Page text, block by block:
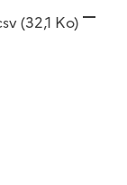
(32,1 Ko)